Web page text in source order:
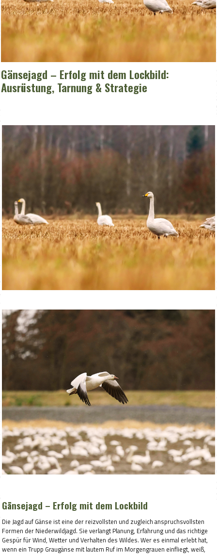
Gänsejagd – Erfolg mit dem Lockbild:
Ausrüstung, Tarnung & Strategie
Gänsejagd – Erfolg mit dem Lockbild
Die Jagd auf Gänse ist eine der reizvollsten und zugleich anspruchsvollsten
Formen der Niederwildjagd. Sie verlangt Planung, Erfahrung und das richtige
Gespür für Wind, Wetter und Verhalten des Wildes. Wer es einmal erlebt hat,
wenn ein Trupp Graugänse mit lautem Ruf im Morgengrauen einfliegt, weiß,